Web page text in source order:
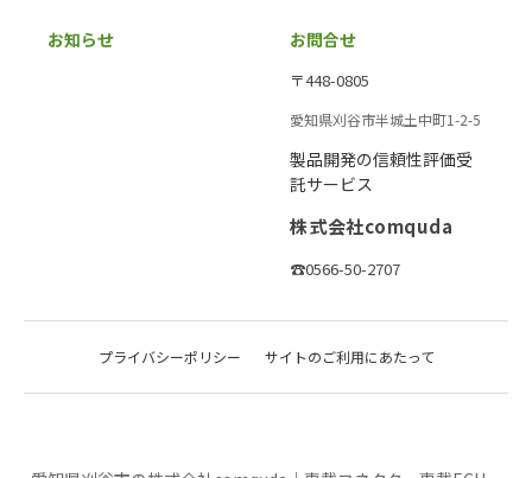
お知らせ お問合せ
〒448-0805
愛知県刈谷市半城土中町1-2-5
製品開発の信頼性評価受
託サービス
株式会社comquda
☎0566-50-2707
プライバシーポリシー サイトのご利用にあたって